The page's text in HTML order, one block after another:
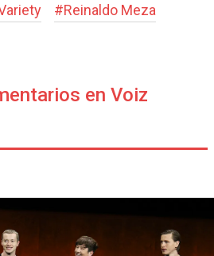
#Reinaldo Meza
en Voiz